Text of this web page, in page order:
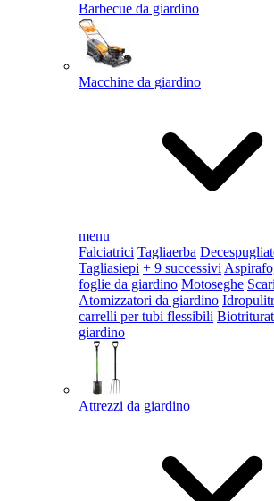
Barbecue da giardino
Macchine da giardino
menu
Falciatrici Tagliaerba
Tagliasiepi + 9 successivi
foglie da giardino Motoseghe
Atomizzatori da giardino
carrelli per tubi flessibili
giardino
Attrezzi da giardino